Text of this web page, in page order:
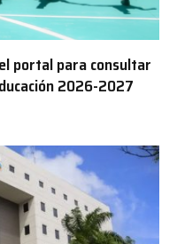
portal para consultar
2026-2027